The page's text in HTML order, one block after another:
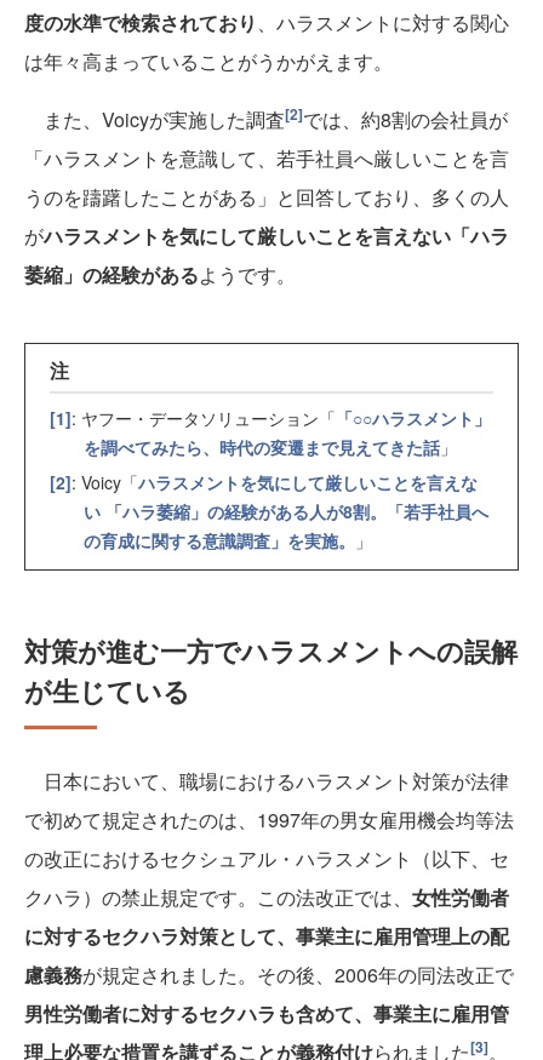
度の水準で検索されており 、ハラスメントに対する関心
は年々高まっていることがうかがえます。
また、Voicyが実施した調査[2]では、約8割の会社員が
「ハラスメントを意識して、若手社員へ厳しいことを言
うのを躊躇したことがある」と回答しており、多くの人
がハラスメントを気にして厳しいことを言えない「ハラ
萎縮」の経験があるようです。
注
[1]: ヤフー・データソリューション「 「○○ハラスメント」
を調べてみたら、時代の変遷まで見えてきた話」
[2]: Voicy「ハラスメントを気にして厳しいことを言えな
い 「ハラ萎縮」の経験がある人が8割。「若手社員へ
の育成に関する意識調査」を実施。
」
対策が進む一方でハラスメントへの誤解
が生じている
日本において、職場におけるハラスメント対策が法律
で初めて規定されたのは、1997年の男女雇用機会均等法
の改正におけるセクシュアル・ハラスメント（以下、セ
クハラ）の禁止規定です。この法改正では、 女性労働者
に対するセクハラ対策として、事業主に雇用管理上の配
慮義務が規定されました。その後、2006年の同法改正で
男性労働者に対するセクハラも含めて、事業主に雇用管
理上必要な措置を講ずることが義務付けられました[3]。